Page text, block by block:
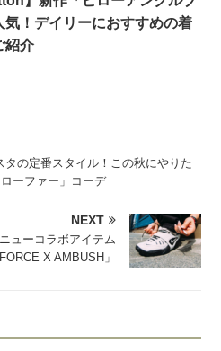
気！デイリーにおすすめの着
紹介
タの定番スタイル！この秋にやりた
ーファー」コーデ
NEXT
ューコラボアイテム
X AMBUSH」